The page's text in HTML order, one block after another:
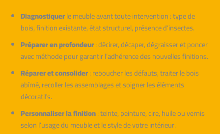
Diagnostiquerle meuble avant toute intervention : type de
bois, finition existante, état structurel, présence d’insectes.
Préparer en profondeur: décirer, décaper, dégraisser et poncer
avec méthode pour garantir l’adhérence des nouvelles finitions.
Réparer et consolider: reboucher les défauts, traiter le bois
abîmé, recoller les assemblages et soigner les éléments
décoratifs.
Personnaliser la finition: teinte, peinture, cire, huile ou vernis
selon l’usage du meuble et le style de votre intérieur.